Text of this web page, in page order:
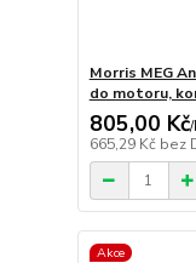
Morris MEG
do motoru,
805,00 Kč/
665,29 Kč bez
Akce